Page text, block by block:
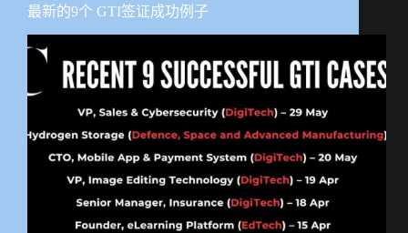
最新的9个 GTI签证成功例子